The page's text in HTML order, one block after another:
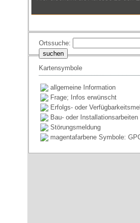
Ortssuche:
Kartensymbole
allgemeine Information
Frage; Infos erwünscht
Erfolgs- oder
Bau- oder Installationsarbeiten
Störungsmeldung
magentafarbene Symbole: